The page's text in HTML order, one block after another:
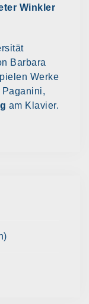
Winkler
Barbara
Werke
am Klavier.